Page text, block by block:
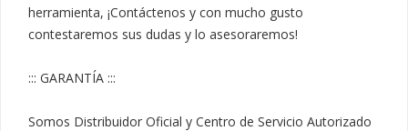
herramienta, ¡Contáctenos y con mucho gusto
contestaremos sus dudas y lo asesoraremos!
::: GARANTÍA :::
Somos Distribuidor Oficial y Centro de Servicio Autorizado